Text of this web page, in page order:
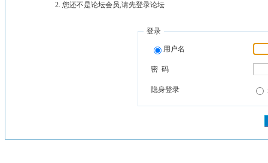
您还不是论坛会员,请先登录论坛
登录
用户名
密 码
隐身登录